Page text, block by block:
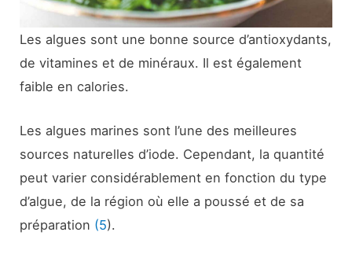
Les algues sont une bonne source d’antioxydants,
de vitamines et de minéraux. Il est également
faible en calories.
Les algues marines sont l’une des meilleures
sources naturelles d’iode. Cependant, la quantité
peut varier considérablement en fonction du type
d’algue, de la région où elle a poussé et de sa
préparation (5).